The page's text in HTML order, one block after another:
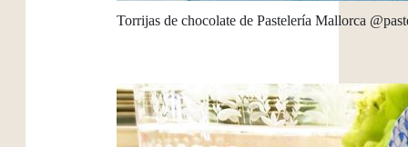
Torrijas de chocolate de Pastelería Mallorca